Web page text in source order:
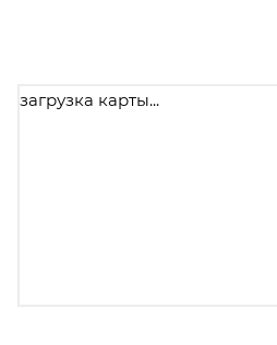
загрузка карты...